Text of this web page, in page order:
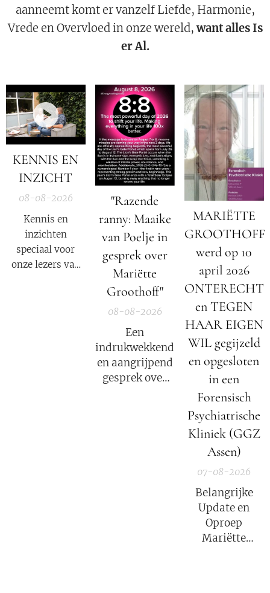
aanneemt komt er vanzelf Liefde, Harmonie,
Vrede en Overvloed in onze wereld,want alles Is
er Al.
KENNIS EN
INZICHT
08-08-2026
Kennis en
inzichten
speciaal voor
onze lezers van
"Razende
ranny: Maaike
van Poelje in
gesprek over
Mariëtte
Groothoff"
08-08-2026
Een
indrukwekkend
en aangrijpend
gesprek over
MARIËTTE
GROOTHOFF
werd op 10
april 2026
ONTERECHT
en TEGEN
HAAR EIGEN
WIL gegijzeld
en opgesloten
in een
Forensisch
Psychiatrische
Kliniek (GGZ
Assen)
07-08-2026
Belangrijke
Update en
Oproep
Mariëtte